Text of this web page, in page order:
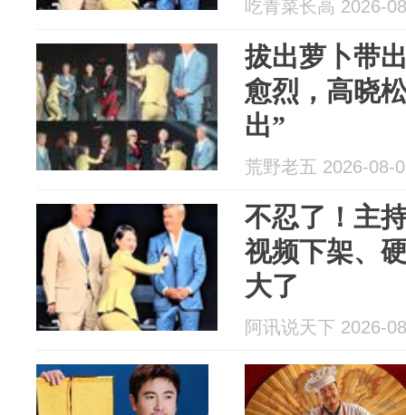
吃青菜长高 2026-
拔出萝卜带
愈烈，高晓
出”
荒野老五 2026-08-
不忍了！主
视频下架、
大了
阿讯说天下 2026-